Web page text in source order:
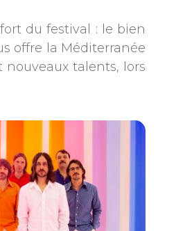
du festival : le bien
offre la Méditerranée
nouveaux talents, lors